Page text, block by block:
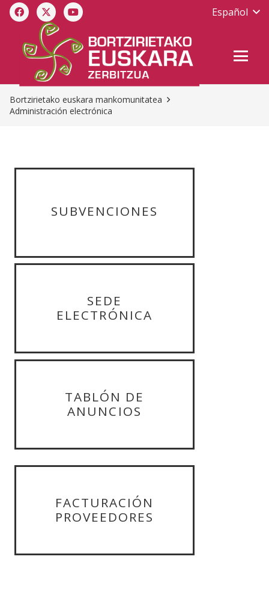
Español
Bortzirietako euskara mankomunitatea
Administración electrónica
SUBVENCIONES
SEDE
ELECTRÓNICA
TABLÓN DE
ANUNCIOS
FACTURACIÓN
PROVEEDORES